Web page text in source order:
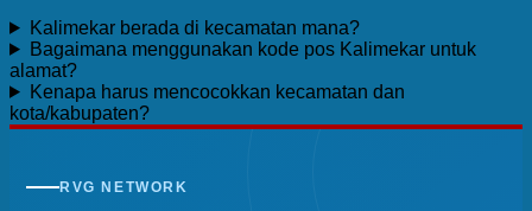
Kalimekar berada di kecamatan mana?
Bagaimana menggunakan kode pos Kalimekar untuk
alamat?
Kenapa harus mencocokkan kecamatan dan
kota/kabupaten?
RVG NETWORK